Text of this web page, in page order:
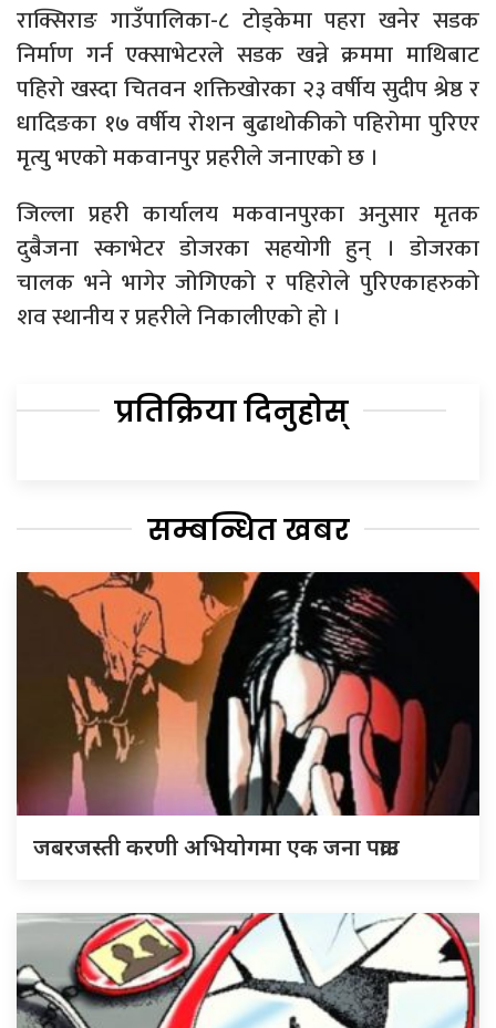
राक्सिराङ गाउँपालिका-८ टोड्केमा पहरा खनेर सडक
निर्माण गर्न एक्साभेटरले सडक खन्ने क्रममा माथिबाट
पहिरो खस्दा चितवन शक्तिखोरका २३ वर्षीय सुदीप श्रेष्ठ र
धादिङका १७ वर्षीय रोशन बुढाथोकीको पहिरोमा पुरिएर
मृत्यु भएको मकवानपुर प्रहरीले जनाएको छ ।
जिल्ला प्रहरी कार्यालय मकवानपुरका अनुसार मृतक
दुबैजना स्काभेटर डोजरका सहयोगी हुन् । डोजरका
चालक भने भागेर जोगिएको र पहिरोले पुरिएकाहरुको
शव स्थानीय र प्रहरीले निकालीएको हो ।
प्रतिक्रिया दिनुहोस्
सम्बन्धित खबर
जबरजस्ती करणी अभियोगमा एक जना पक्राउ